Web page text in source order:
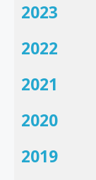
2023
2022
2021
2020
2019